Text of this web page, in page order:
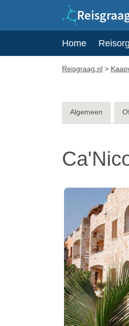
Home
Reisgraag.nl >
Algemeen